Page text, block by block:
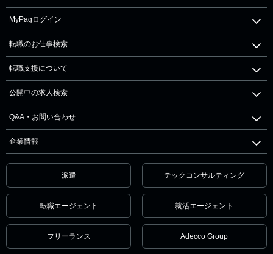
MyPagログイン
転職のお仕事検索
転職支援について
公開中の求人検索
Q&A・お問い合わせ
企業情報
派遣 テックコンサルティング
転職エージェント 就活エージェント
フリーランス Adecco Group